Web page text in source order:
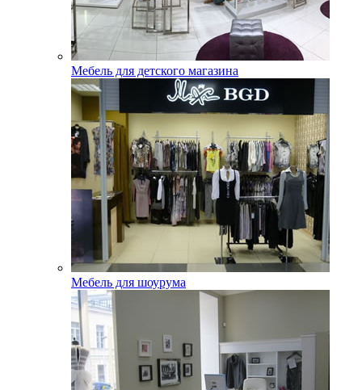
Мебель для детского магазина
Мебель для шоурума